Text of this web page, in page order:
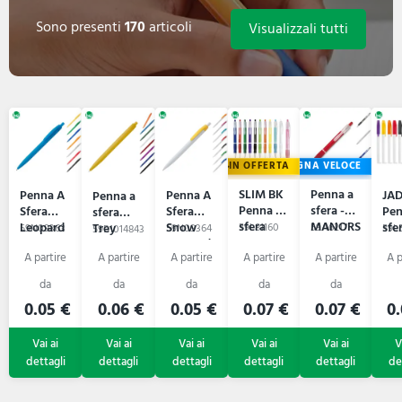
Sono presenti170articoli Visualizzali tutti
Penna A
Sfera
Leopard
59N09363
0.05 €
Penna a
sfera
Trey
59B1014843
0.06 €
Penna A
Sfera
Snow
Leopard
59N09364
0.05 €
IN OFFERTA
SLIM BK
Penna a
sfera
59L81160
0.07 €
CONSEGNA VELOCE
Penna a
sfera -
MANORS
59A6217
0.07 €